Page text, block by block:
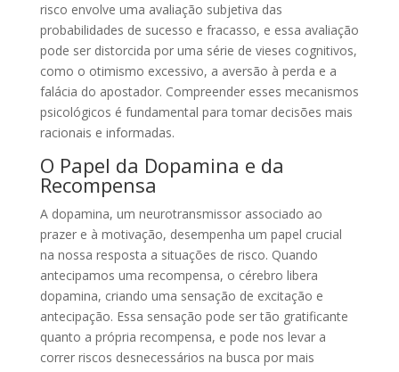
risco envolve uma avaliação subjetiva das
probabilidades de sucesso e fracasso, e essa avaliação
pode ser distorcida por uma série de vieses cognitivos,
como o otimismo excessivo, a aversão à perda e a
falácia do apostador. Compreender esses mecanismos
psicológicos é fundamental para tomar decisões mais
racionais e informadas.
O Papel da Dopamina e da
Recompensa
A dopamina, um neurotransmissor associado ao
prazer e à motivação, desempenha um papel crucial
na nossa resposta a situações de risco. Quando
antecipamos uma recompensa, o cérebro libera
dopamina, criando uma sensação de excitação e
antecipação. Essa sensação pode ser tão gratificante
quanto a própria recompensa, e pode nos levar a
correr riscos desnecessários na busca por mais